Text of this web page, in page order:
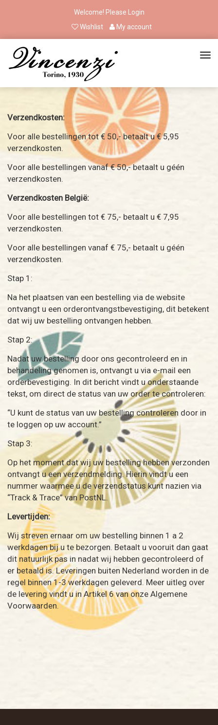
Welcome! Please
Login
Wishlist
My account
Verzendkosten:
Voor alle bestellingen tot € 50,- betaalt u € 5,95
verzendkosten.
Voor alle bestellingen vanaf € 50,- betaalt u géén
verzendkosten.
Verzendkosten België:
Voor alle bestellingen tot € 75,- betaalt u € 7,95
verzendkosten.
Voor alle bestellingen vanaf € 75,- betaalt u géén
verzendkosten.
Stap 1:
Na het plaatsen van een bestelling via de website
ontvangt u een orderontvangstbevestiging, dit betekent
dat wij uw bestelling ontvangen hebben.
Stap 2:
Nadat uw bestelling door ons gecontroleerd en in
behandeling genomen is, ontvangt u via e-mail een
orderbevestiging. In dit bericht vindt u onderstaande
tekst, om direct de status van uw order te controleren:
“U kunt de status van uw bestelling controleren door in
te loggen op uw account.”
Stap 3:
Op het moment dat wij uw bestelling hebben verzonden
ontvangt u een verzendmelding. Hierin vindt u een
nummer waarmee u de verzendstatus kunt nazien via
“Track & Trace” van PostNL.
Levertijden:
Wij streven ernaar om uw bestelling binnen 1 a 2
werkdagen bij u te bezorgen. Betaalt u vooruit dan gaat
dit natuurlijk pas in nadat wij hebben gecontroleerd of
er betaald is. Leveringen buiten Nederland worden in de
regel binnen 1-3 werkdagen geleverd. Meer uitleg over
de levering vindt u in Artikel 6 van onze Algemene
Voorwaarden.